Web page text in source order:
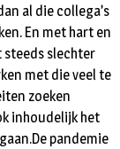
al die collega’s
En met hart en
steeds slechter
met die veel te
zoeken
inhoudelijk het
pandemie